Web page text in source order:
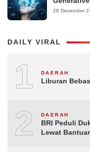
29 Desember
DAILY VIRAL
1 DAERAH
Liburan
2 DAERAH
BRI Peduli
Lewat